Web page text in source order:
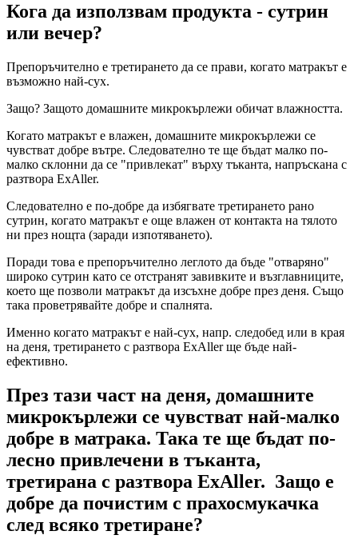
Кога да използвам продукта - сутрин
или вечер?
Препоръчително е третирането да се прави, когато матракът е
възможно най-сух.
Защо? Защото домашните микрокърлежи обичат влажността.
Когато матракът е влажен, домашните микрокърлежи се
чувстват добре вътре. Следователно те ще бъдат малко по-
малко склонни да се "привлекат" върху тъканта, напръскана с
разтвора ExAller.
Следователно е по-добре да избягвате третирането рано
сутрин, когато матракът е още влажен от контакта на тялото
ни през нощта (заради изпотяването).
Поради това е препоръчително леглото да бъде "отваряно"
широко сутрин като се отстранят завивките и възглавниците,
което ще позволи матракът да изсъхне добре през деня. Също
така проветрявайте добре и спалнята.
Именно когато матракът е най-сух, напр. следобед или в края
на деня, третирането с разтвора ExAller ще бъде най-
ефективно.
През тази част на деня, домашните
микрокърлежи се чувстват най-малко
добре в матрака. Така те ще бъдат по-
лесно привлечени в тъканта,
третирана с разтвора ExAller. Защо е
добре да почистим с прахосмукачка
след всяко третиране?